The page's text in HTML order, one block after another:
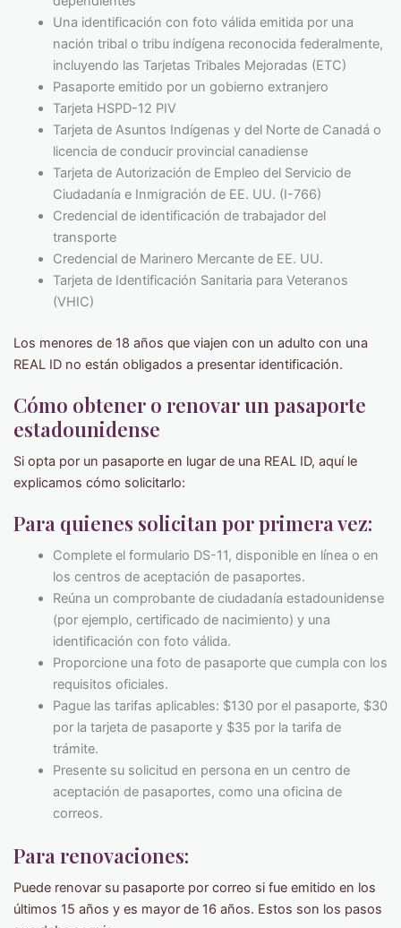
Una identificación con foto válida emitida por una
nación tribal o tribu indígena reconocida federalmente,
incluyendo las Tarjetas Tribales Mejoradas (ETC)
Pasaporte emitido por un gobierno extranjero
Tarjeta HSPD-12 PIV
Tarjeta de Asuntos Indígenas y del Norte de Canadá o
licencia de conducir provincial canadiense
Tarjeta de Autorización de Empleo del Servicio de
Ciudadanía e Inmigración de EE. UU. (I-766)
Credencial de identificación de trabajador del
transporte
Credencial de Marinero Mercante de EE. UU.
Tarjeta de Identificación Sanitaria para Veteranos
(VHIC)
Los menores de 18 años que viajen con un adulto con una
REAL ID no están obligados a presentar identificación.
Cómo obtener o renovar un pasaporte
estadounidense
Si opta por un pasaporte en lugar de una REAL ID, aquí le
explicamos cómo solicitarlo:
Para quienes solicitan por primera vez:
Complete el formulario DS-11, disponible en línea o en
los centros de aceptación de pasaportes.
Reúna un comprobante de ciudadanía estadounidense
(por ejemplo, certificado de nacimiento) y una
identificación con foto válida.
Proporcione una foto de pasaporte que cumpla con los
requisitos oficiales.
Pague las tarifas aplicables: $130 por el pasaporte, $30
por la tarjeta de pasaporte y $35 por la tarifa de
trámite.
Presente su solicitud en persona en un centro de
aceptación de pasaportes, como una oficina de
correos.
Para renovaciones:
Puede renovar su pasaporte por correo si fue emitido en los
últimos 15 años y es mayor de 16 años. Estos son los pasos